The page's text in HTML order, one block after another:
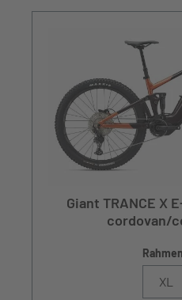
Giant TRANCE X
cordovan/
XL